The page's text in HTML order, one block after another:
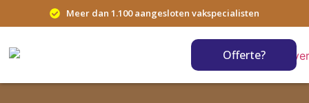
Meer dan 1.100 aangesloten vakspecialisten
Offerte?